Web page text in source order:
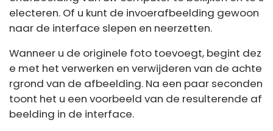
electeren. Of u kunt de invoerafbeelding gewoon
naar de interface slepen en neerzetten.
Wanneer u de originele foto toevoegt, begint dez
e met het verwerken en verwijderen van de achte
rgrond van de afbeelding. Na een paar seconden
toont het u een voorbeeld van de resulterende af
beelding in de interface.